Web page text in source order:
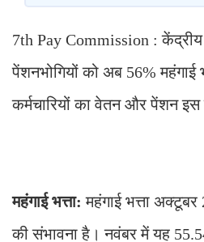
7th Pay Commission : केंद्रीय
पेंशनभोगियों को अब 56% महंगाई
कर्मचारियों का वेतन और पेंशन इस
महंगाई भत्ता: महंगाई भत्ता
की संभावना है। नवंबर में यह